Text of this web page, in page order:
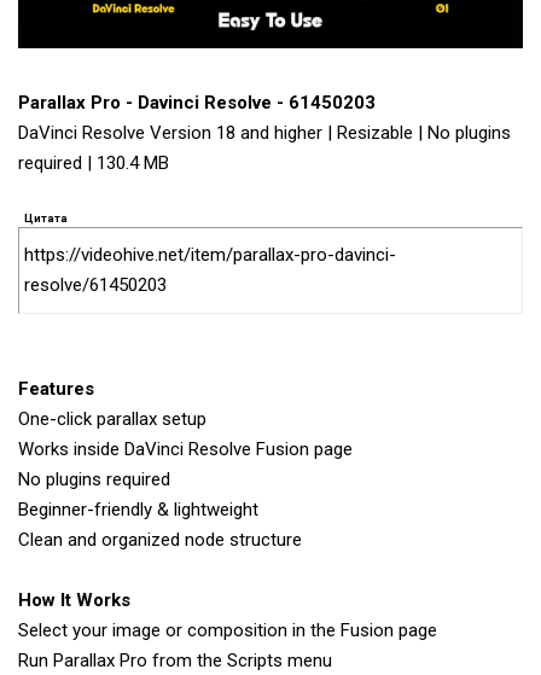
Parallax Pro - Davinci Resolve - 61450203
DaVinci Resolve Version 18 and higher | Resizable | No plugins
required | 130.4 MB
Цитата
https://videohive.net/item/parallax-pro-davinci-
resolve/61450203
Features
One-click parallax setup
Works inside DaVinci Resolve Fusion page
No plugins required
Beginner-friendly & lightweight
Clean and organized node structure
How It Works
Select your image or composition in the Fusion page
Run Parallax Pro from the Scripts menu